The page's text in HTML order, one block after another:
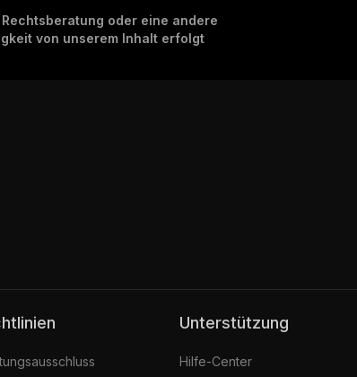
oder eine andere
von unserem Inhalt erfolgt
Unterstützung
Hilfe-Center